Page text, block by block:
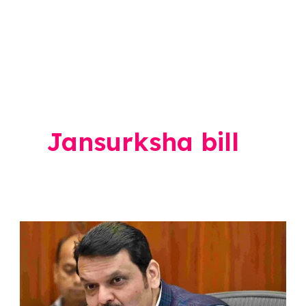
Jansurksha bill
Devendra
Fadnavis:
सुरक्षा